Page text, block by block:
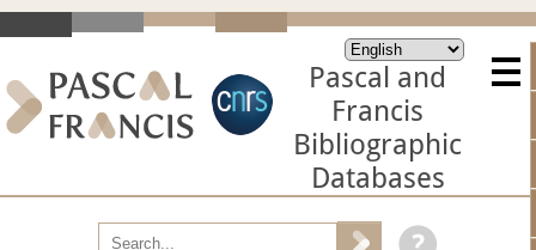
Pascal and
Francis
Bibliographic
Databases